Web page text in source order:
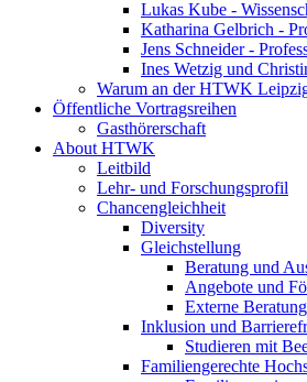
Lukas Kube -
Katharina Gelbrich -
Jens Schneider -
Ines Wetzig und
Warum an der HTWK
Öffentliche Vortragsreihen
Gasthörerschaft
About HTWK
Leitbild
Lehr- und Forschungsprofil
Chancengleichheit
Diversity
Gleichstellung
Beratung und
Angebote und
Externe
Inklusion und
Studieren mit
Familiengerechte